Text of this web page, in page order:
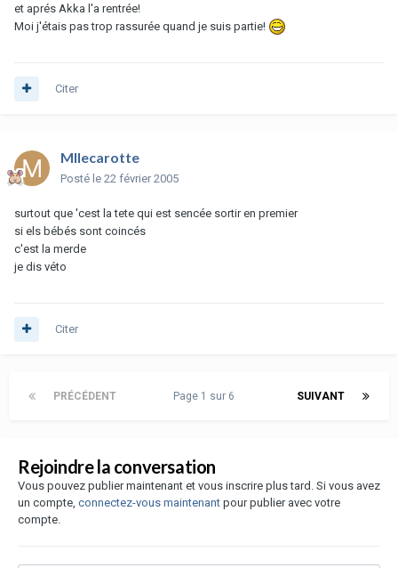
et aprés Akka l'a rentrée!
Moi j'étais pas trop rassurée quand je suis partie!
Citer
Mllecarotte
Posté le 22 février 2005
surtout que 'cest la tete qui est sencée sortir en premier
si els bébés sont coincés
c'est la merde
je dis véto
Citer
PRÉCÉDENT SUIVANT
Page 1 sur 6
Rejoindre la conversation
Vous pouvez publier maintenant et vous inscrire plus tard. Si vous avez
un compte, connectez-vous maintenant pour publier avec votre
compte.